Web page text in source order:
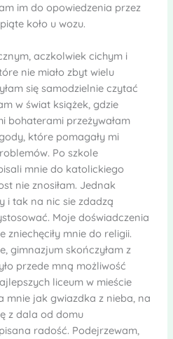
im do opowiedzenia przez
koło u wozu.
aczkolwiek cichym i
nie miało zbyt wielu
się samodzielnie czytać
w świat książek, gdzie
bohaterami przeżywałam
które pomagały mi
Po szkole
mnie do katolickiego
nie znosiłam. Jednak
i tak na nic sie zdadzą
Moje doświadczenia
zniechęciły mnie do religii.
gimnazjum skończyłam z
przede mną możliwość
liceum w mieście
mnie jak gwiazdka z nieba, na
z dala od domu
radość. Podejrzewam,